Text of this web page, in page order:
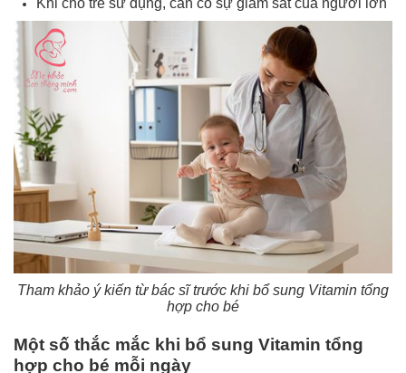
Khi cho trẻ sử dụng, cần có sự giám sát của người lớn
Tham khảo ý kiến từ bác sĩ trước khi bổ sung Vitamin tổng
hợp cho bé
Một số thắc mắc khi bổ sung Vitamin tổng
hợp cho bé mỗi ngày